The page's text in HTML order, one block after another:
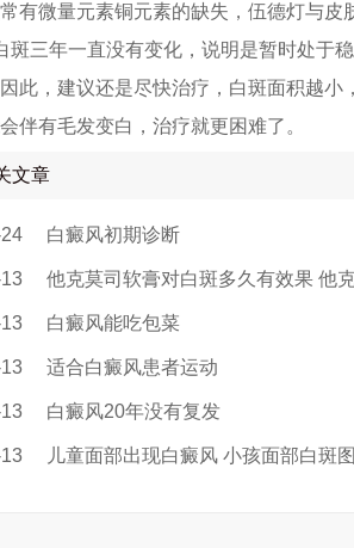
有微量元素铜元素的缺失，伍德灯与皮
斑三年一直没有变化，说明是暂时处于
此，建议还是尽快治疗，白斑面积越
伴有毛发变白，治疗就更困难了。
文章
白癜风初期诊断
他克莫司软膏对白斑多久有效果 他
白癜风能吃包菜
适合白癜风患者运动
白癜风20年没有复发
儿童面部出现白癜风 小孩面部白斑